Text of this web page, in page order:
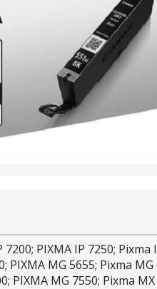
PIXMA IP 7250;
PIXMA MG 5655; Pixma
PIXMA MG 7550; Pixma